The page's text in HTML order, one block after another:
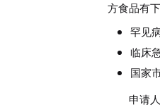
方食品有
罕见
临床
国家
申请